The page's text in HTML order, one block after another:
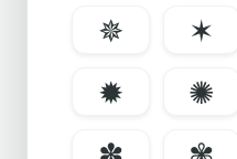
✵
✶
✹
✺